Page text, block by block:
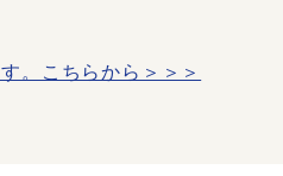
。こちらから＞＞＞